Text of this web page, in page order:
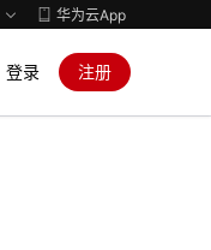
华为云App
登录 注册